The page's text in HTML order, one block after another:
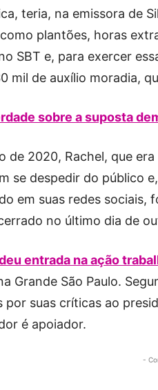
teria, na emissora de
plantões, horas
SBT e, para exercer
mil de auxílio moradia,
sobre a suposta
de 2020, Rachel, que
se despedir do público
em suas redes sociais,
no último dia de
entrada na ação
Grande São Paulo.
por suas críticas ao
é apoiador.
-